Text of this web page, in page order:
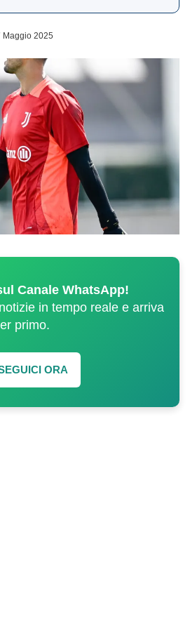
Maggio 2025
Canale WhatsApp!
in tempo reale e arriva
primo.
ORA